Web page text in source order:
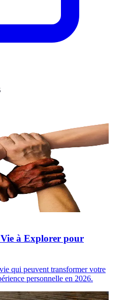
à Explorer pour
qui peuvent transformer votre
personnelle en 2026.